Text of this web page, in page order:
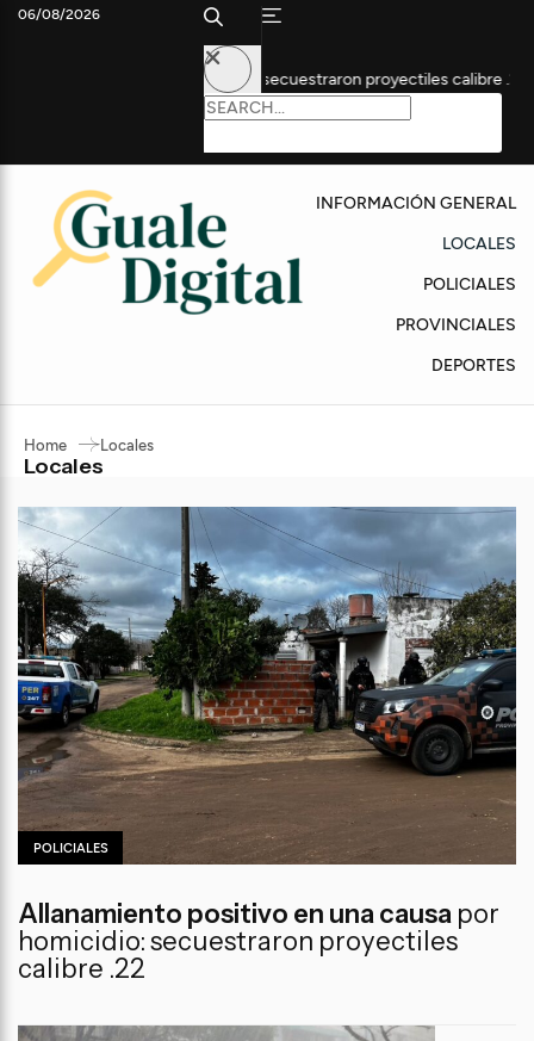
por homicidio: secuestraron proyectiles calibre .22 Con
06/08/2026
INFORMACIÓN GENERAL
LOCALES
POLICIALES
PROVINCIALES
DEPORTES
Home Locales
Locales
POLICIALES
Allanamiento positivo en una causa por
homicidio: secuestraron proyectiles
calibre .22